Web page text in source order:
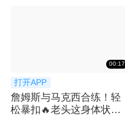
00:17
打开APP
詹姆斯与马克西合练！轻
松暴扣🔥老头这身体状态